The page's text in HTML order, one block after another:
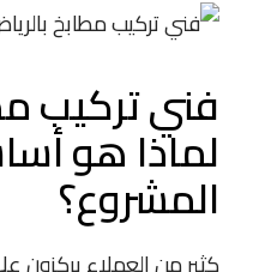
فني تركيب
لماذا هو
المشروع؟
كثير من العملاء يركزون